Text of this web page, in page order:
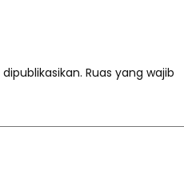
Ruas yang wajib